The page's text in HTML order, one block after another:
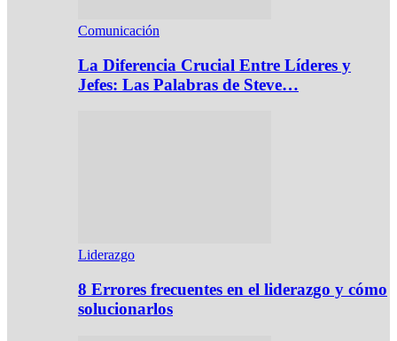
Comunicación
La Diferencia Crucial Entre Líderes y
Jefes: Las Palabras de Steve…
Liderazgo
8 Errores frecuentes en el liderazgo y cómo
solucionarlos